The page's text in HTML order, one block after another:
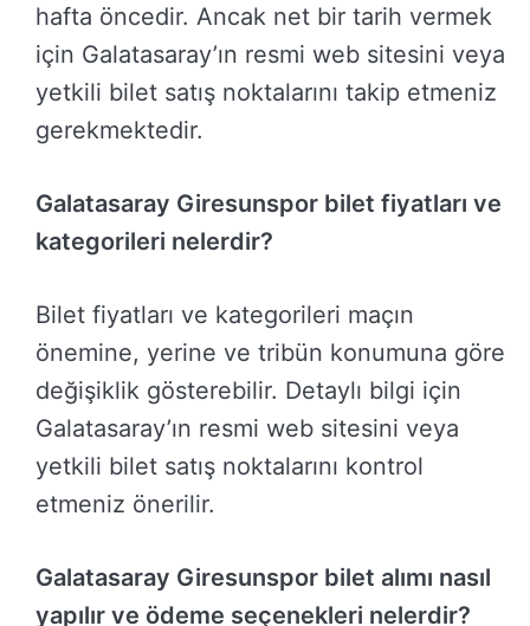
hafta öncedir. Ancak net bir tarih vermek
için Galatasaray’ın resmi web sitesini veya
yetkili bilet satış noktalarını takip etmeniz
gerekmektedir.
Galatasaray Giresunspor bilet fiyatları ve
kategorileri nelerdir?
Bilet fiyatları ve kategorileri maçın
önemine, yerine ve tribün konumuna göre
değişiklik gösterebilir. Detaylı bilgi için
Galatasaray’ın resmi web sitesini veya
yetkili bilet satış noktalarını kontrol
etmeniz önerilir.
Galatasaray Giresunspor bilet alımı nasıl
yapılır ve ödeme seçenekleri nelerdir?